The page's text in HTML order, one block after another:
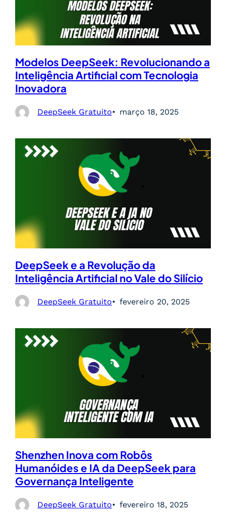
Modelos DeepSeek: Revolucionando a
Inteligência Artificial com Tecnologia
Inovadora
DeepSeek Gratuito março 18, 2025
DeepSeek e a Revolução da
Inteligência Artificial no Vale do Silício
DeepSeek Gratuito fevereiro 20, 2025
Shenzhen Inova com Robôs
Humanóides e IA da DeepSeek para
Governança Inteligente
DeepSeek Gratuito fevereiro 18, 2025